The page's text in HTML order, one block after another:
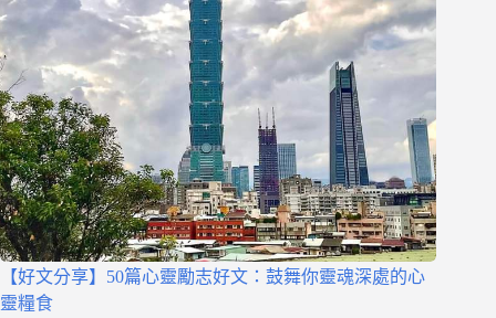
【好文分享】50篇心靈勵志好文：鼓舞你靈魂深處的心
靈糧食